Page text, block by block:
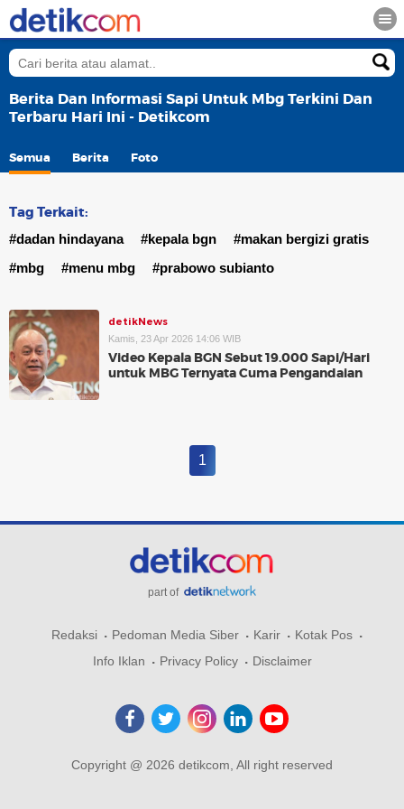
Berita Dan Informasi Sapi Untuk Mbg Terkini Dan
Terbaru Hari Ini - Detikcom
Semua Berita Foto
Tag Terkait:
#dadan hindayana #kepala bgn
#makan bergizi gratis
#mbg
#menu mbg #prabowo subianto
detikNews
Kamis, 23 Apr 2026 14:06 WIB
Video Kepala BGN Sebut 19.000 Sapi/Hari
untuk MBG Ternyata Cuma Pengandaian
1
part of
Redaksi Pedoman Media Siber Karir
Kotak Pos
Info Iklan
Privacy Policy Disclaimer
Copyright @ 2026 detikcom, All right reserved